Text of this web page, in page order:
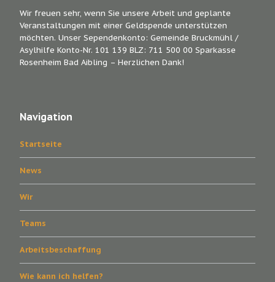
Wir freuen sehr, wenn Sie unsere Arbeit und geplante
Veranstaltungen mit einer Geldspende unterstützen
möchten. Unser Sependenkonto: Gemeinde Bruckmühl /
Asylhilfe Konto-Nr. 101 139 BLZ: 711 500 00 Sparkasse
Rosenheim Bad Aibling – Herzlichen Dank!
Navigation
Startseite
News
Wir
Teams
Arbeitsbeschaffung
Wie kann ich helfen?